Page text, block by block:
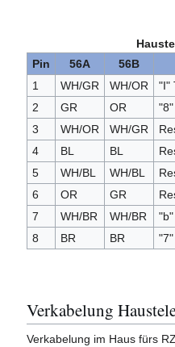
Pin
56A
56B
1
WH/GR WH/OR
"I"
2
GR OR
3
WH/OR WH/GR
4
BL BL
5
WH/BL WH/BL
6
OR GR
7
WH/BR WH/BR
8
BR BR
Verkabelung
Verkabelung im Haus fürs